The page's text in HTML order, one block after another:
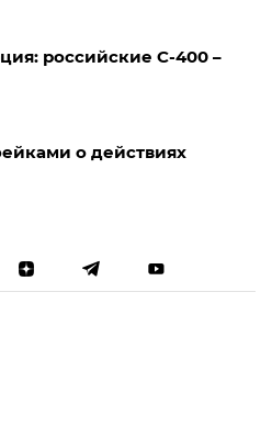
российские С-400 –
о действиях